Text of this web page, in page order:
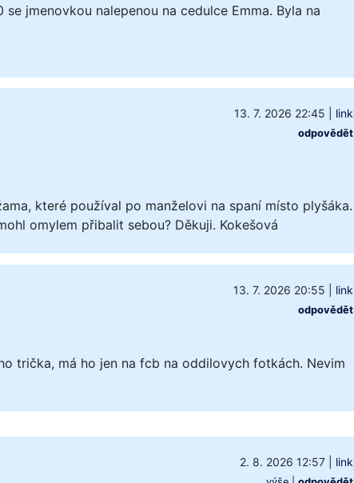
jmenovkou nalepenou na cedulce Emma. Byla na
13. 7. 2026 22:45 link
odpovědět
které používal po manželovi na spaní místo plyšáka.
omylem přibalit sebou? Děkuji. Kokešová
13. 7. 2026 20:55 link
odpovědět
trička, má ho jen na fcb na oddilovych fotkách. Nevim
2. 8. 2026 12:57| link